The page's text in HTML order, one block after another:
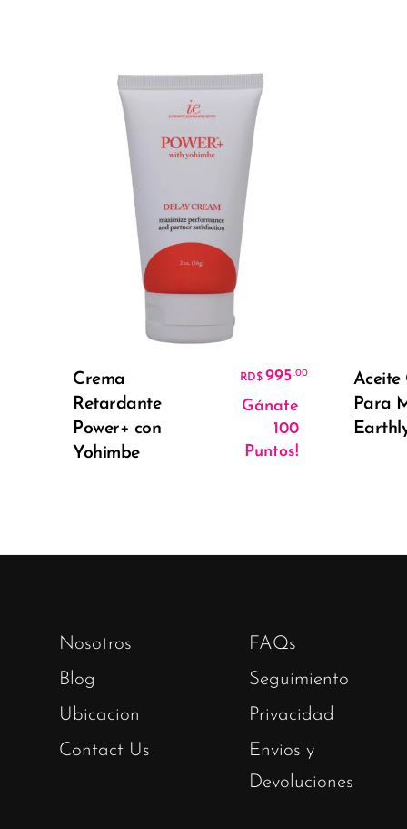
Crema
Retardante
Power+ con
Yohimbe
RD$ 995.00
Gánate
100
Puntos!
Aceite
Para
Nosotros
Blog
Ubicacion
Contact Us
FAQs
Seguimiento
Privacidad
Envios y
Devoluciones